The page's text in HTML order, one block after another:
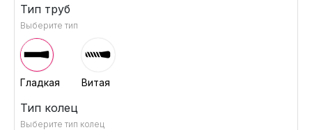
Тип труб
Выберите тип
Гладкая Витая
Тип колец
Выберите тип колец